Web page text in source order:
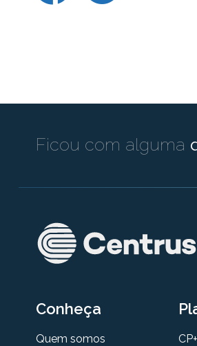
Ficou com alguma
Conheça
Quem somos